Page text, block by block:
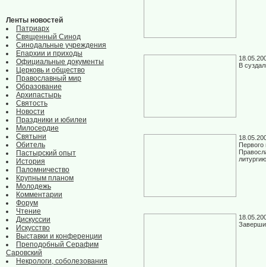
Ленты новостей
Патриарх
Священный Синод
Синодальные учреждения
Епархии и приходы
Официальные документы
Церковь и общество
Православный мир
Образование
Архипастырь
Святость
Новости
Праздники и юбилеи
Милосердие
Святыни
Обитель
Пастырский опыт
История
Паломничество
Крупным планом
Молодежь
Комментарии
Форум
Чтение
Дискуссии
Искусство
Выставки и конференции
Преподобный Серафим
Саровский
Некрологи, соболезования
В
Первого